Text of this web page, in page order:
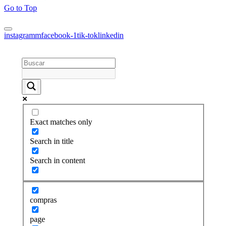
Go to Top
instagrammfacebook-1tik-toklinkedin
Exact matches only
Search in title
Search in content
compras
page